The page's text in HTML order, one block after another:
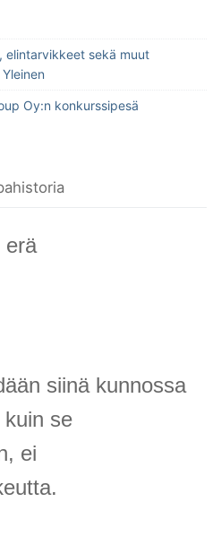
elintarvikkeet sekä muut
Yleinen
Oy:n konkurssipesä
erä
siinä kunnossa
kuin se
ei